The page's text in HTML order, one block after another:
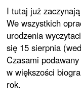
I tutaj już
We wszystkich
urodzenia
się 15 sierpnia
Czasami
w większości
rok.